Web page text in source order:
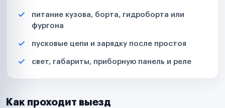
питание кузова, борта, гидроборта или
фургона
пусковые цепи и зарядку после простоя
свет, габариты, приборную панель и реле
Как проходит выезд